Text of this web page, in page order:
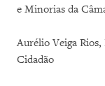
e Minorias da
Aurélio Veiga
Cidadão